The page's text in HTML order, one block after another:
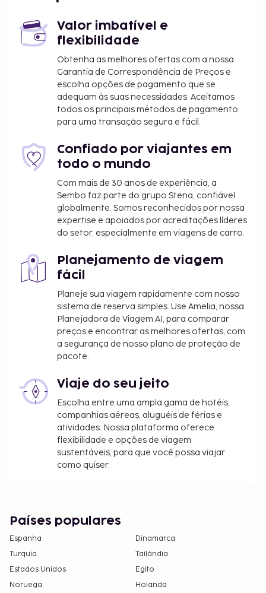
Salisbury - Ocean City Wicomico) - 45,8 km/28,5 mi
Georgetown, Delaware (GED-Sussex County) - 56,4
km/35,1 mi
As crianças não pagam quando dormem no
quarto dos pais ou tutor, utilizando a(s) cama(s)
existentes.
Valor imbatível e
flexibilidade
Obtenha as melhores ofertas com a nossa
Garantia de Correspondência de Preços e
escolha opções de pagamento que se
adequam às suas necessidades. Aceitamos
todos os principais métodos de pagamento
para uma transação segura e fácil.
Confiado por viajantes em
todo o mundo
Com mais de 30 anos de experiência, a
Sembo faz parte do grupo Stena, confiável
globalmente. Somos reconhecidos por nossa
expertise e apoiados por acreditações líderes
do setor, especialmente em viagens de carro.
Planejamento de viagem
fácil
Planeje sua viagem rapidamente com nosso
sistema de reserva simples. Use Amelia, nossa
Planejadora de Viagem AI, para comparar
preços e encontrar as melhores ofertas, com
a segurança de nosso plano de proteção de
pacote.
Viaje do seu jeito
Escolha entre uma ampla gama de hotéis,
companhias aéreas, aluguéis de férias e
atividades. Nossa plataforma oferece
flexibilidade e opções de viagem
sustentáveis, para que você possa viajar
como quiser.
Países populares
Espanha
Dinamarca
Turquia
Tailândia
Estados Unidos
Egito
Noruega
Holanda